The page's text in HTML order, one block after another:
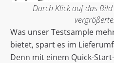
Durch Klick auf das
Was unser Testsample
bietet, spart es im
Denn mit einem Quick-